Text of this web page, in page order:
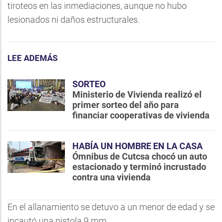
tiroteos en las inmediaciones, aunque no hubo
lesionados ni daños estructurales.
LEE ADEMÁS
SORTEO
Ministerio de Vivienda realizó el
primer sorteo del año para
financiar cooperativas de vivienda
HABÍA UN HOMBRE EN LA CASA
Ómnibus de Cutcsa chocó un auto
estacionado y terminó incrustado
contra una vivienda
En el allanamiento se detuvo a un menor de edad y se